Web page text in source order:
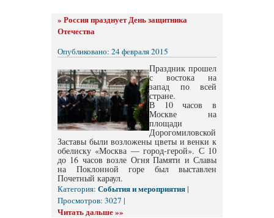
» Россия празднует День защитника
Отечества
Опубликовано: 24 февраля 2015
Праздник прошел
с востока на
запад по всей
стране.
В 10 часов в
Москве на
площади
Дорогомиловской
Заставы были возложены цветы и венки к
обелиску «Москва — город-герой». С 10
до 16 часов возле Огня Памяти и Славы
на Поклонной горе был выставлен
Почетный караул.
Категория: События и мероприятия|
Просмотров: 3027 |
Читать дальше »»